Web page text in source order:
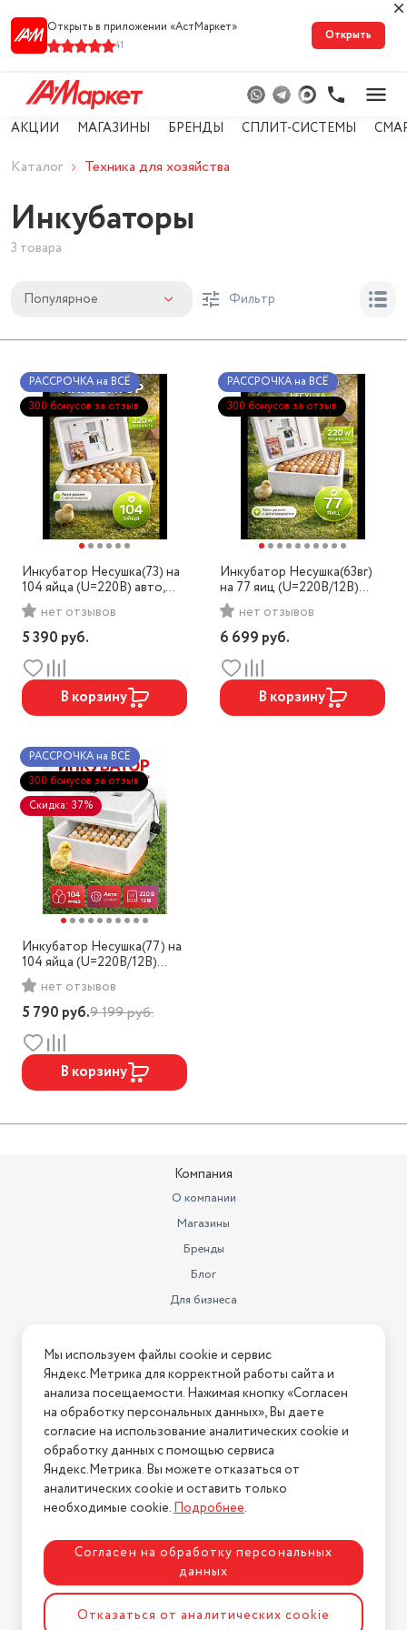
Открыть в приложении «АстМарке‪т‬»
41
Открыть
АКЦИИ МАГАЗИНЫ БРЕНДЫ СПЛИТ-СИСТЕМЫ
Каталог Техника для хозяйства
Инкубаторы
3 товара
Популярное Фильтр
Инкубатор Несушка(73) на
104 яйца (U=220В) авто,
аналог. терморегулятор
нет отзывов
5 390 руб.
В корзину
РАССРОЧКА на ВСЁ
300 бонусов за отзыв
Инкубатор Несушка(63вг)
на 77 яиц (U=220В/12В)
авто,цифровой гигрометр,
вентиляция
нет отзывов
6 699 руб.
В корзину
РАССРОЧКА на ВСЁ
300 бонусов за отзыв
Инкубатор Несушка(77) на
104 яйца (U=220В/12B)
авто, аналог.
терморегулятор
нет отзывов
5 790 руб.9 199руб.
В корзину
РАССРОЧКА на ВСЁ
300 бонусов за отзыв
Скидка: 37%
Компания
О компании
Магазины
Бренды
Блог
Для бизнеса
Информация
Условия оплаты
Условия доставки
Условия возврата
Нашли ошибку на сайте?Напишите нам
2026 © Интернет-магазин "АстМаркет". У нас есть всё!
Политика конфиденциальности
Мы используем файлы cookie и сервис
Яндекс.Метрика для корректной работы сайта и
анализа посещаемости. Нажимая кнопку «Согласен
на обработку персональных данных», Вы даете
согласие на использование аналитических cookie и
обработку данных с помощью сервиса
Яндекс.Метрика. Вы можете отказаться от
аналитических cookie и оставить только
необходимые cookie.Подробнее.
Согласен на обработку персональных
данных
Отказаться от аналитических cookie